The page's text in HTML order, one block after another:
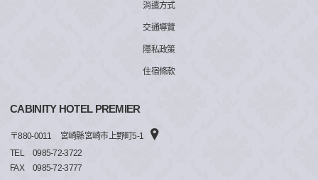
消遣方式
交通導覽
隱私政策
住宿條款
CABINITY HOTEL PREMIER
〒880-0011
宮崎縣宮崎市上野町5-1
TEL
0985-72-3722
FAX
0985-72-3777